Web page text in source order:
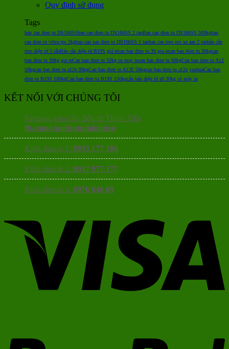
Quy định sử dụng
Tags
ban can dien tu DS166SSban can dien tu DS166SS 2 tanBan can dien tu DS166SS 500kgban
can dien tu vibra tps 3kgban can san dien tu DS166SS 1 tanban can treo ocs xz aae 2 tanbán cân
treo điện tử 5 tấnBán cân điện tử B19S giá rẻcan ban dien tu 30 gia recan ban dien tu 30kgcan
ban dien tu 30kg gia reCan ban dien tu 50kg co may incan ban dien tu 60kgCan ban dien tu A12
50kgcan ban dien tu a12e 30kgCan ban dien tu A12E 50kgcan ban dien tu a12e yaohuaCan ban
dien tu B19S 100kgCan ban dien tu B19S 150kgcân bàn điện tử a9 30kg có máy in
KẾT NỐI VỚI CHÚNG TÔI
Fanpage của cân điện tử Thịnh Tiến
fb.com/candientuthinhtien
Kinh doanh 1: 0935 177 186
Kinh doanh 2: 0917 977 177
Kinh doanh 3: 0976 646 69